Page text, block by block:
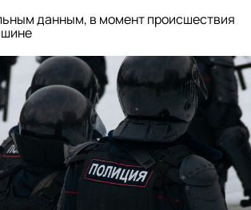
данным, в момент происшествия